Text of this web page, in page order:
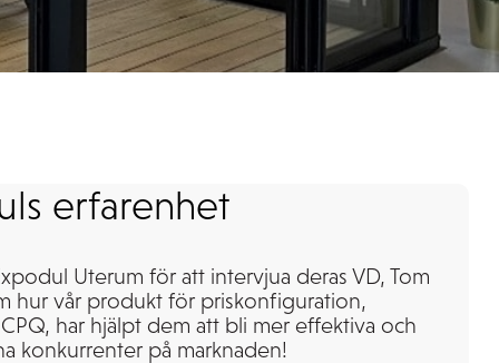
erfarenhet
Uterum för att intervjua deras VD, Tom
hur vår produkt för priskonfiguration,
har hjälpt dem att bli mer effektiva och
konkurrenter på marknaden!